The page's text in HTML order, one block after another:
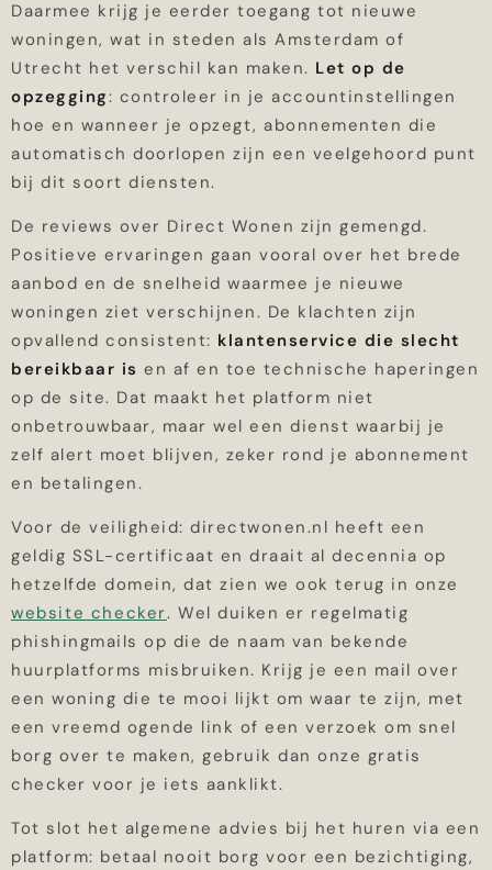
Daarmee krijg je eerder toegang tot nieuwe
woningen, wat in steden als Amsterdam of
Utrecht het verschil kan maken. Let op de
opzegging: controleer in je accountinstellingen
hoe en wanneer je opzegt, abonnementen die
automatisch doorlopen zijn een veelgehoord punt
bij dit soort diensten.
De reviews over Direct Wonen zijn gemengd.
Positieve ervaringen gaan vooral over het brede
aanbod en de snelheid waarmee je nieuwe
woningen ziet verschijnen. De klachten zijn
opvallend consistent: klantenservice die slecht
bereikbaar is en af en toe technische haperingen
op de site. Dat maakt het platform niet
onbetrouwbaar, maar wel een dienst waarbij je
zelf alert moet blijven, zeker rond je abonnement
en betalingen.
Voor de veiligheid: directwonen.nl heeft een
geldig SSL-certificaat en draait al decennia op
hetzelfde domein, dat zien we ook terug in onze
website checker. Wel duiken er regelmatig
phishingmails op die de naam van bekende
huurplatforms misbruiken. Krijg je een mail over
een woning die te mooi lijkt om waar te zijn, met
een vreemd ogende link of een verzoek om snel
borg over te maken, gebruik dan onze gratis
checker voor je iets aanklikt.
Tot slot het algemene advies bij het huren via een
platform: betaal nooit borg voor een bezichtiging,